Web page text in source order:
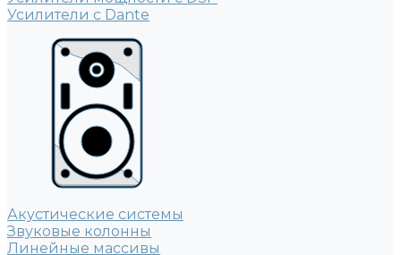
Усилители с Dante
Акустические системы
Звуковые колонны
Линейные массивы